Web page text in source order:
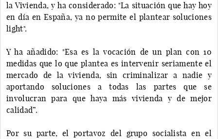
la Vivienda, y ha considerado: "La situación que hay hoy
en día en España, ya no permite el plantear soluciones
light".
Y ha añadido: "Esa es la vocación de un plan con 10
medidas que lo que plantea es intervenir seriamente el
mercado de la vivienda, sin criminalizar a nadie y
aportando soluciones a todas las partes que se
involucran para que haya más vivienda y de mejor
calidad”.
Por su parte, el portavoz del grupo socialista en el